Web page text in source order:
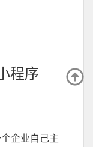
程序
企业自己主